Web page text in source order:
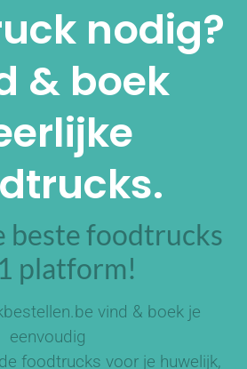
nodig?
& boek
beste foodtrucks
platform!
vind & boek je
eenvoudig
foodtrucks voor je huwelijk,